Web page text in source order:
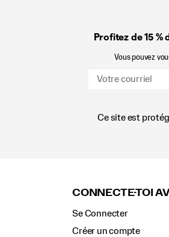
Profitez de 15 %
Vous pouvez
Ce site est
CONNECTE-TOI
Se Connecter
Créer un compte